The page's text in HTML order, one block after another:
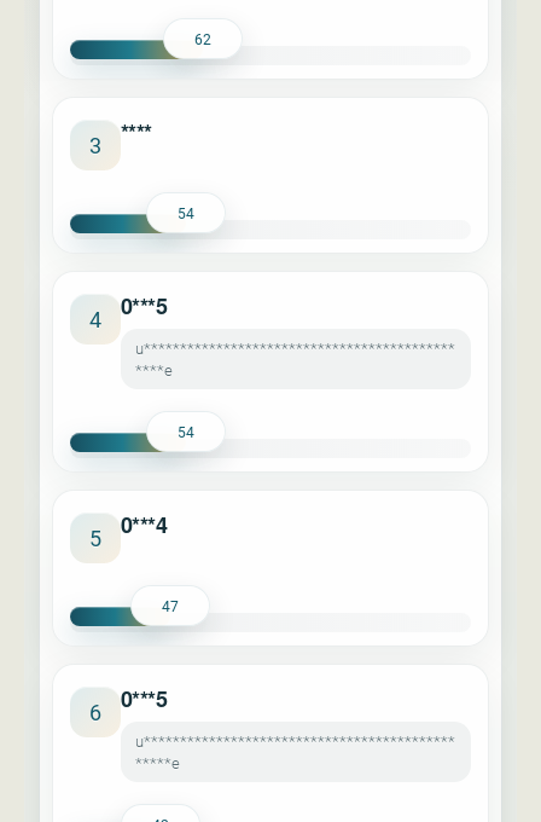
62
3 ****
54
4 0***5
u*******************************************
****e
54
5 0***4
47
6 0***5
u*******************************************
*****e